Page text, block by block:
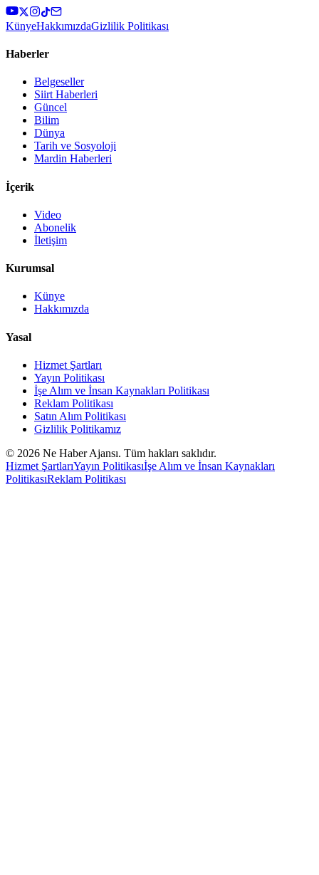
KünyeHakkımızdaGizlilik Politikası
Haberler
Belgeseller
Siirt Haberleri
Güncel
Bilim
Dünya
Tarih ve Sosyoloji
Mardin Haberleri
İçerik
Video
Abonelik
İletişim
Kurumsal
Künye
Hakkımızda
Yasal
Hizmet Şartları
Yayın Politikası
İşe Alım ve İnsan Kaynakları Politikası
Reklam Politikası
Satın Alım Politikası
Gizlilik Politikamız
© 2026 Ne Haber Ajansı. Tüm hakları saklıdır.
Hizmet ŞartlarıYayın Politikasıİşe Alım ve İnsan Kaynakları
PolitikasıReklam Politikası